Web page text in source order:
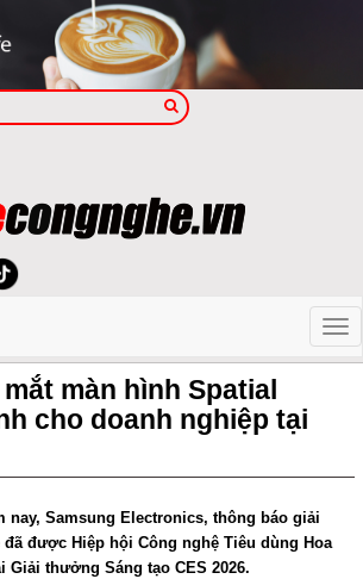
màn hình Spatial
cho doanh nghiệp tại
nay, Samsung Electronics, thông báo giải
được Hiệp hội Công nghệ Tiêu dùng Hoa
Giải thưởng Sáng tạo CES 2026.